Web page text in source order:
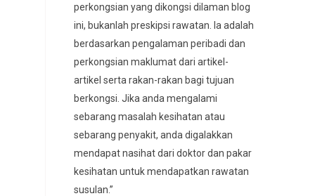
perkongsian yang dikongsi dilaman blog
ini, bukanlah preskipsi rawatan. Ia adalah
berdasarkan pengalaman peribadi dan
perkongsian maklumat dari artikel-
artikel serta rakan-rakan bagi tujuan
berkongsi. Jika anda mengalami
sebarang masalah kesihatan atau
sebarang penyakit, anda digalakkan
mendapat nasihat dari doktor dan pakar
kesihatan untuk mendapatkan rawatan
susulan.”